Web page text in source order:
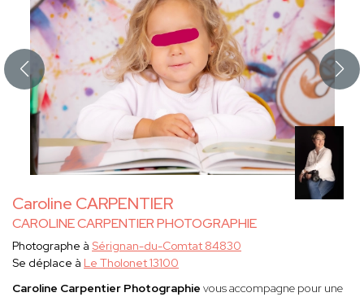
Caroline CARPENTIER
CAROLINE CARPENTIER PHOTOGRAPHIE
Photographe à Sérignan-du-Comtat 84830
Se déplace à Le Tholonet 13100
Caroline Carpentier Photographie vous accompagne pour une